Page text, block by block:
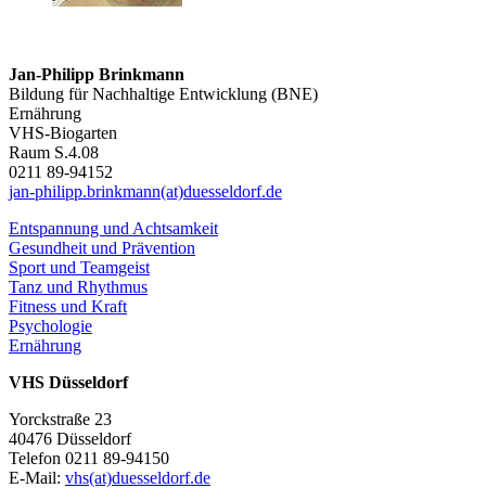
Jan-Philipp Brinkmann
Bildung für Nachhaltige Entwicklung (BNE)
Ernährung
VHS-Biogarten
Raum S.4.08
0211 89-94152
jan-philipp.brinkmann(at)duesseldorf.de
Entspannung und Achtsamkeit
Gesundheit und Prävention
Sport und Teamgeist
Tanz und Rhythmus
Fitness und Kraft
Psychologie
Ernährung
VHS Düsseldorf
Yorckstraße 23
40476 Düsseldorf
Telefon 0211 89-94150
E-Mail: vhs(at)duesseldorf.de